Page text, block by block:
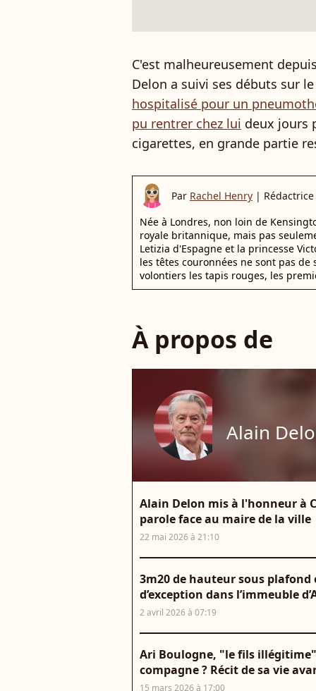
C'est malheureusement
Delon a suivi ses débuts sur
hospitalisé pour un
pu rentrer chez lui deux jours
cigarettes, en grande partie
Par Rachel Henry | Rédactrice
Née à Londres, non loin de
royale britannique, mais pas
Letizia d'Espagne et la princesse
les têtes couronnées ne sont pas
volontiers les tapis rouges, les
À propos de
Alain
Alain Delon mis à l'honneur à
parole face au maire de la ville
22 mai 2026 à 21:10
3m20 de hauteur sous
d’exception dans l’immeuble
2 avril 2026 à 07:19
Ari Boulogne, "le fils
compagne ? Récit de sa vie
15 mars 2026 à 17:00